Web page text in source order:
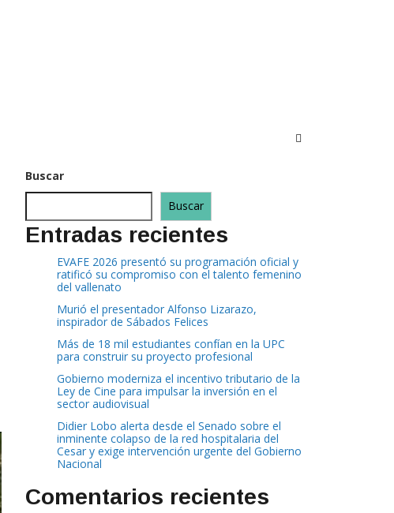
Buscar
Buscar
Entradas recientes
EVAFE 2026 presentó su programación oficial y
ratificó su compromiso con el talento femenino
del vallenato
Murió el presentador Alfonso Lizarazo,
inspirador de Sábados Felices
Más de 18 mil estudiantes confían en la UPC
para construir su proyecto profesional
Gobierno moderniza el incentivo tributario de la
Ley de Cine para impulsar la inversión en el
sector audiovisual
Didier Lobo alerta desde el Senado sobre el
inminente colapso de la red hospitalaria del
Cesar y exige intervención urgente del Gobierno
Nacional
Comentarios recientes